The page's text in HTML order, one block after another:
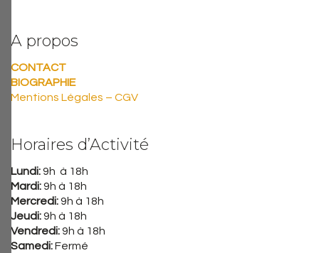
A propos
CONTACT
BIOGRAPHIE
Mentions Légales – CGV
Horaires d’Activité
Lundi:9h à 18h
Mardi:9h à 18h
Mercredi:9h à 18h
Jeudi:9h à 18h
Vendredi:9h à 18h
Samedi:Fermé